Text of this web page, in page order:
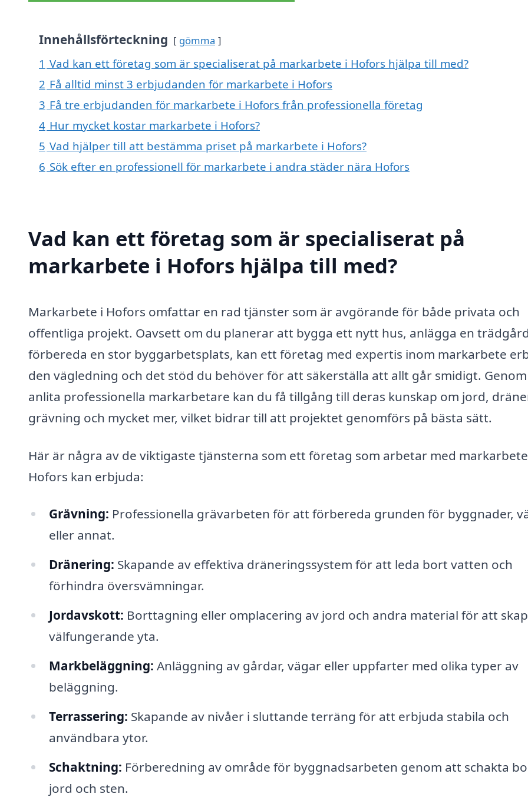
Innehållsförteckning gömma
1 Vad kan ett företag som är specialiserat på markarbete i Hofors hjälpa till med?
2 Få alltid minst 3 erbjudanden för markarbete i Hofors
3 Få tre erbjudanden för markarbete i Hofors från professionella företag
4 Hur mycket kostar markarbete i Hofors?
5 Vad hjälper till att bestämma priset på markarbete i Hofors?
6 Sök efter en professionell för markarbete i andra städer nära Hofors
Vad kan ett företag som är specialiserat på
markarbete i Hofors hjälpa till med?
Markarbete i Hofors omfattar en rad tjänster som är avgörande för både privata och
offentliga projekt. Oavsett om du planerar att bygga ett nytt hus, anlägga en
förbereda en stor byggarbetsplats, kan ett företag med expertis inom markarbete
den vägledning och det stöd du behöver för att säkerställa att allt går smidigt.
anlita professionella markarbetare kan du få tillgång till deras kunskap om jord,
grävning och mycket mer, vilket bidrar till att projektet genomförs på bästa sätt.
Här är några av de viktigaste tjänsterna som ett företag som arbetar med
Hofors kan erbjuda:
Grävning: Professionella grävarbeten för att förbereda grunden för byggnader,
eller annat.
Dränering: Skapande av effektiva dräneringssystem för att leda bort vatten och
förhindra översvämningar.
Jordavskott: Borttagning eller omplacering av jord och andra material för att
välfungerande yta.
Markbeläggning: Anläggning av gårdar, vägar eller uppfarter med olika typer av
beläggning.
Terrassering: Skapande av nivåer i sluttande terräng för att erbjuda stabila och
användbara ytor.
Schaktning: Förberedning av område för byggnadsarbeten genom att schakta
jord och sten.